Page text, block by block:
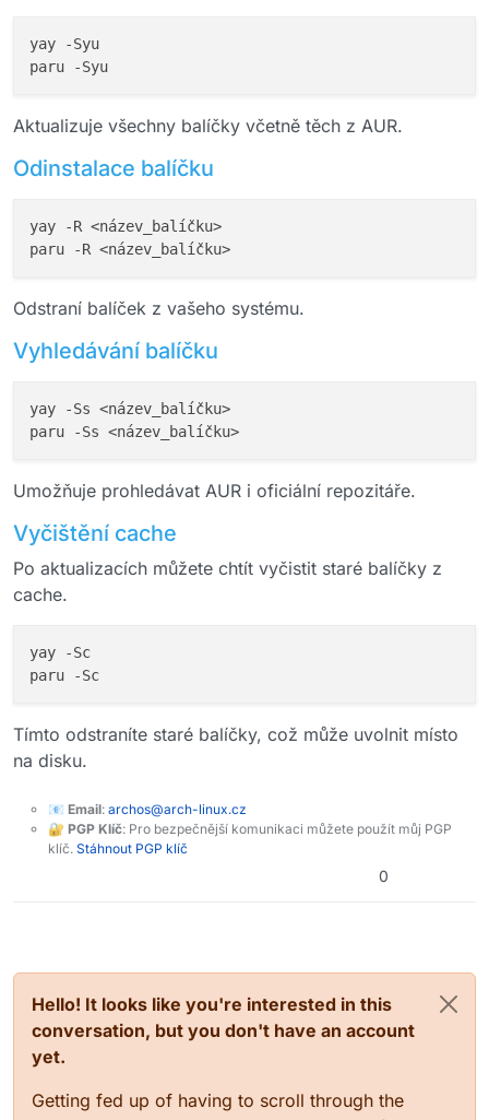
yay -Syu
Aktualizuje všechny balíčky včetně těch z AUR.
Odinstalace balíčku
yay -R <název_balíčku>
Odstraní balíček z vašeho systému.
Vyhledávání balíčku
yay -Ss <název_balíčku>
Umožňuje prohledávat AUR i oficiální repozitáře.
Vyčištění cache
Po aktualizacích můžete chtít vyčistit staré balíčky z
cache.
yay -Sc
Tímto odstraníte staré balíčky, což může uvolnit místo
na disku.
📧 Email: archos@arch-linux.cz
🔐 PGP Klíč: Pro bezpečnější komunikaci můžete použít můj PGP
klíč. Stáhnout PGP klíč
0
Hello! It looks like you're interested in this
conversation, but you don't have an account
yet.
Getting fed up of having to scroll through the